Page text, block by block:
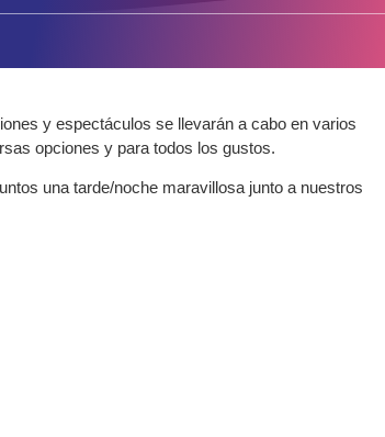
y espectáculos se llevarán a cabo en varios
opciones y para todos los gustos.
una tarde/noche maravillosa junto a nuestros